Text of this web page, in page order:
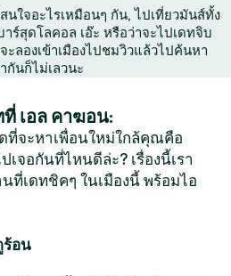
นใจอะไรเหมือนๆ กัน, ไปเที่ยวมันส์ทั้ง
ร์สุดโลคอล เอ๊ะ หรือว่าจะไปเดทจิบ
ลองเข้าเมืองไปชมวิวแล้วไปค้นหา
กันก็ไม่เลวนะ
เอล คาฆอน:
จะหาเพื่อนใหม่ใกล้คุณคือ
จอกันที่ไหนดีล่ะ? เรื่องนี้เรา
ที่เดทชิคๆ ในเมืองนี้ พร้อมไอ
ร้อน